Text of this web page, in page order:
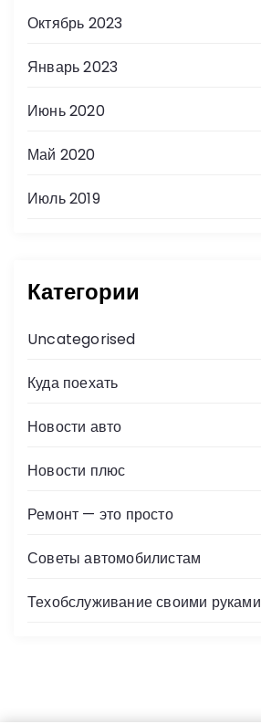
Октябрь 2023
Январь 2023
Июнь 2020
Май 2020
Июль 2019
Категории
Uncategorised
Куда поехать
Новости авто
Новости плюс
Ремонт — это просто
Советы автомобилистам
Техобслуживание своими руками